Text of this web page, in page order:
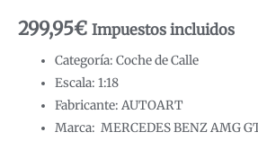
299,95€ Impuestos incluidos
Categoría: Coche de Calle
Escala: 1:18
Fabricante: AUTOART
Marca: MERCEDES BENZ AMG